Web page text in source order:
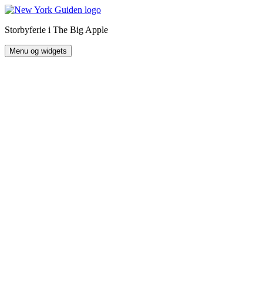
Hop
indhold
Storbyferie i The Big Apple
Menu og widgets